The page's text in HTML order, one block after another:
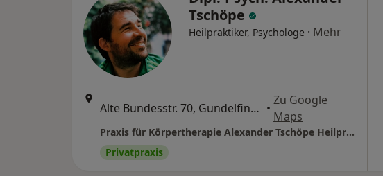
Tschöpe
Heilpraktiker, Psychologe · Mehr
Alte Bundesstr. 70, Gundelfingen •
Zu Google
Maps
Praxis für Körpertherapie Alexander Tschöpe Heilpraktiker
Privatpraxis